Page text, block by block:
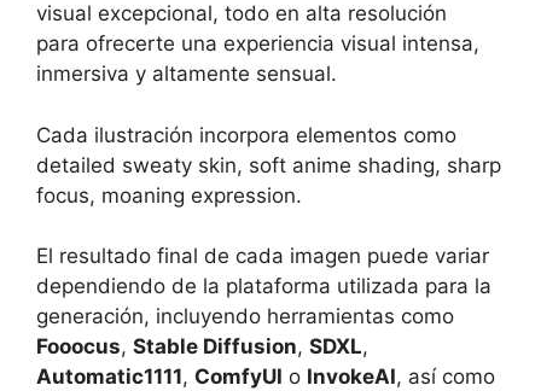
visual excepcional, todo en alta resolución
para ofrecerte una experiencia visual intensa,
inmersiva y altamente sensual.
Cada ilustración incorpora elementos como
detailed sweaty skin, soft anime shading, sharp
focus, moaning expression.
El resultado final de cada imagen puede variar
dependiendo de la plataforma utilizada para la
generación, incluyendo herramientas como
Fooocus, Stable Diffusion, SDXL,
Automatic1111, ComfyUI o InvokeAI, así como